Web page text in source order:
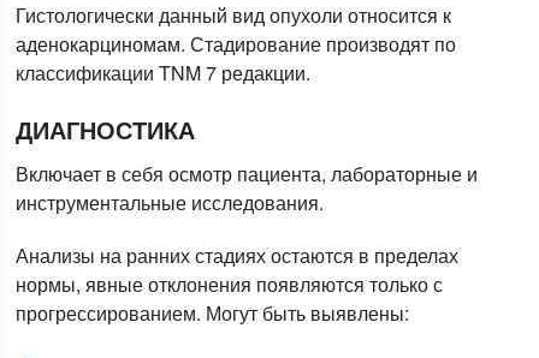
Гистологически данный вид опухоли относится к
аденокарциномам. Стадирование производят по
классификации TNM 7 редакции.
ДИАГНОСТИКА
Включает в себя осмотр пациента, лабораторные и
инструментальные исследования.
Анализы на ранних стадиях остаются в пределах
нормы, явные отклонения появляются только с
прогрессированием. Могут быть выявлены: